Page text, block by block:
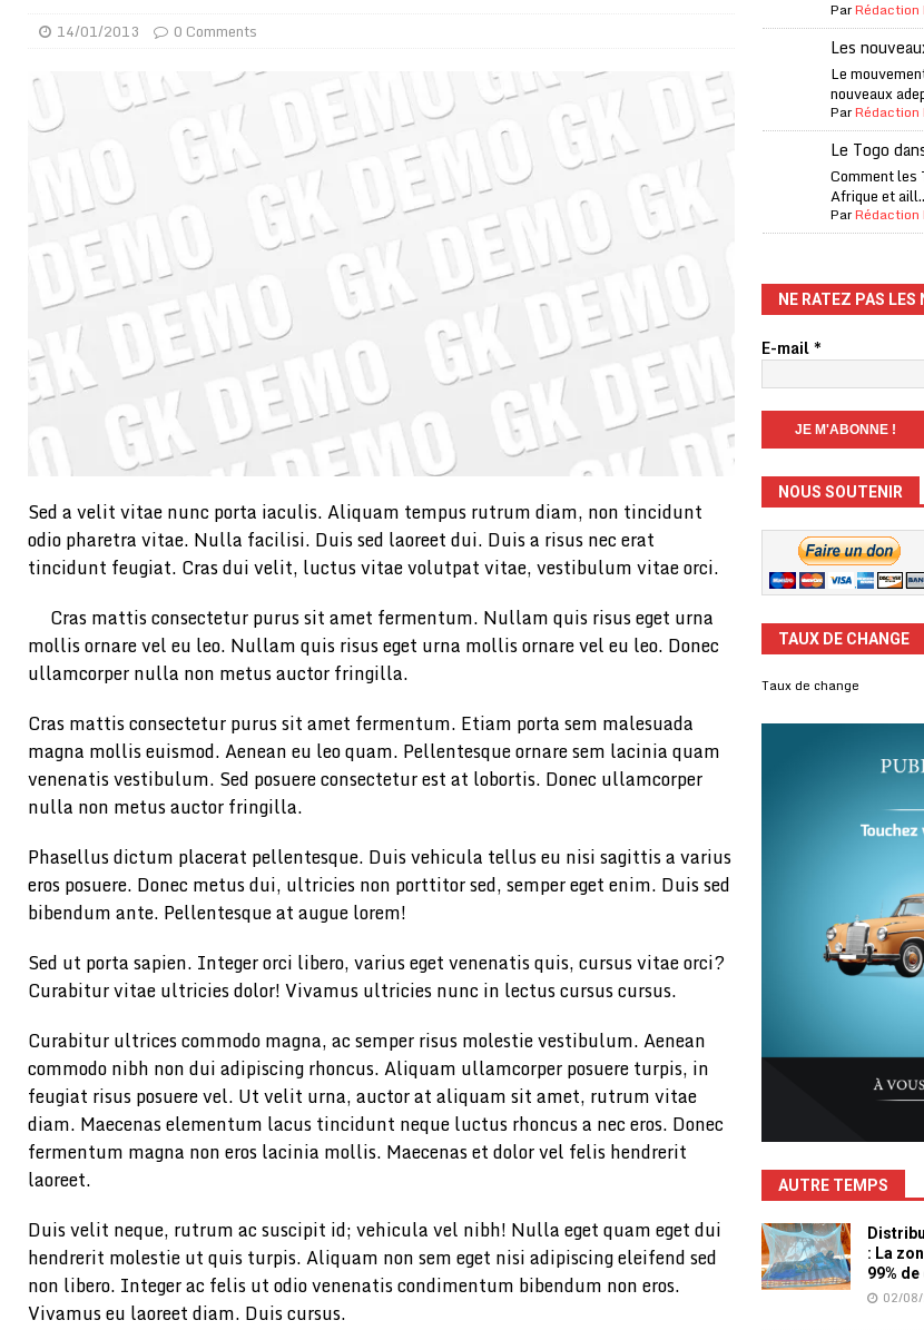
[ 31/07/2026 ]
Niger : le FMI débloque une bouffée d’oxygène financière
ECONOMIE
[ 31/07/2026 ]
Franco Baresi, légendaire défenseur de l’Italie et de l’AC Milan, est mort à 66 ans
A LA UNE
[ 31/07/2026 ] Benjamin Mendy a vendu aux enchères son trophée de la Coupe du monde
Bénin : les membres du Sénat installés
A LA UNE
Projet d’investisseurs à la Fifa: l’UEFA menace à «l’unanimité» d’un boycott des Coupes du monde
BUSINESS
[ 30/07/2026 ]
Mali : au moins 19 soldats exécutés, Amnesty International exige une enquête
[ 05/08/2026 ]
Hervé Renard devient sélectionneur des Eléphants de Côte d’Ivoire
A LA UNE
[ 05/08/2026 ]
Tour de France Femmes 2026 : contrôles renforcés pour éviter la triche aux soutiens-gorge sur le contre-la-
montre
GENRE
14/01/2013 0 Comments
Sed a velit vitae nunc porta iaculis. Aliquam tempus rutrum diam, non tincidunt
odio pharetra vitae. Nulla facilisi. Duis sed laoreet dui. Duis a risus nec erat
tincidunt feugiat. Cras dui velit, luctus vitae volutpat vitae, vestibulum vitae orci.
Cras mattis consectetur purus sit amet fermentum. Nullam quis risus eget urna
mollis ornare vel eu leo. Nullam quis risus eget urna mollis ornare vel eu leo. Donec
ullamcorper nulla non metus auctor fringilla.
Cras mattis consectetur purus sit amet fermentum. Etiam porta sem malesuada
magna mollis euismod. Aenean eu leo quam. Pellentesque ornare sem lacinia quam
venenatis vestibulum. Sed posuere consectetur est at lobortis. Donec ullamcorper
nulla non metus auctor fringilla.
Phasellus dictum placerat pellentesque. Duis vehicula tellus eu nisi sagittis a varius
eros posuere. Donec metus dui, ultricies non porttitor sed, semper eget enim. Duis sed
bibendum ante. Pellentesque at augue lorem!
Sed ut porta sapien. Integer orci libero, varius eget venenatis quis, cursus vitae orci?
Curabitur vitae ultricies dolor! Vivamus ultricies nunc in lectus cursus cursus.
Curabitur ultrices commodo magna, ac semper risus molestie vestibulum. Aenean
commodo nibh non dui adipiscing rhoncus. Aliquam ullamcorper posuere turpis, in
feugiat risus posuere vel. Ut velit urna, auctor at aliquam sit amet, rutrum vitae
diam. Maecenas elementum lacus tincidunt neque luctus rhoncus a nec eros. Donec
fermentum magna non eros lacinia mollis. Maecenas et dolor vel felis hendrerit
laoreet.
Duis velit neque, rutrum ac suscipit id; vehicula vel nibh! Nulla eget quam eget dui
hendrerit molestie ut quis turpis. Aliquam non sem eget nisi adipiscing eleifend sed
non libero. Integer ac felis ut odio venenatis condimentum bibendum non eros.
Vivamus eu laoreet diam. Duis cursus.
ParRédaction
Les
Le
nouveaux
ParRédaction
Le Togo
Comment les
Afrique et
ParRédaction
NE RATEZ PAS LES
E-mail*
NOUS SOUTENIR
TAUX DE CHANGE
Taux de change
AUTRE TEMPS
: La
99%
02/